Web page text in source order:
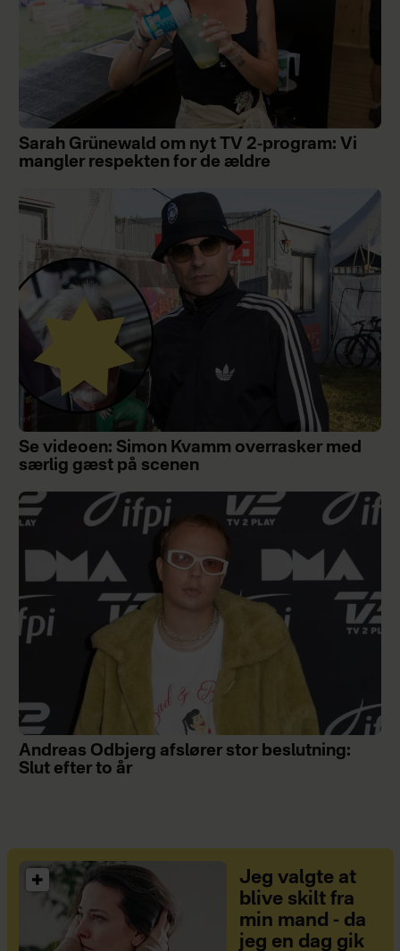
Sarah Grünewald om nyt TV 2-program: Vi
mangler respekten for de ældre
Se videoen: Simon Kvamm overrasker med
særlig gæst på scenen
Andreas Odbjerg afslører stor beslutning:
Slut efter to år
Jeg valgte at
blive skilt fra
min mand - da
jeg en dag gik